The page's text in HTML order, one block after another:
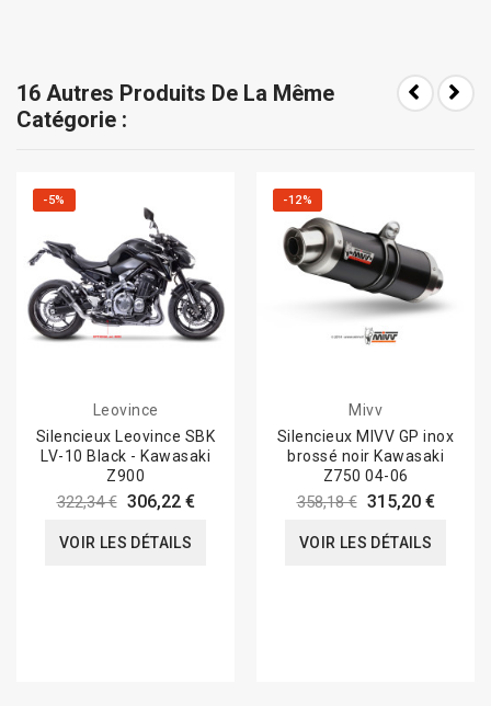
16 Autres Produits De La Même
Catégorie :
-5%
Leovince
Silencieux Leovince SBK
LV-10 Black - Kawasaki
Z900
322,34 € 306,22 €
VOIR LES DÉTAILS
-12%
Mivv
Silencieux MIVV GP inox
brossé noir Kawasaki
Z750 04-06
358,18 € 315,20 €
VOIR LES DÉTAILS